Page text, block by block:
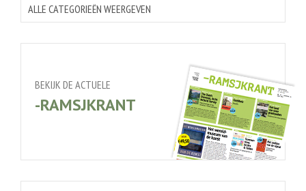
ALLE CATEGORIEËN WEERGEVEN
BEKIJK DE ACTUELE
-RAMSJKRANT